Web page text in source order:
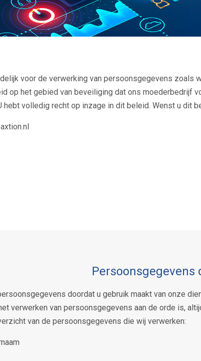
voor de verwerking van persoonsgegevens zoals
op het gebied van beveiliging dat ons moederbedrijf
hebt volledig recht op inzage in dit beleid. Wenst u dit
Persoonsgegevens
doordat u gebruik maakt van onze
verwerken van persoonsgegevens aan de orde is,
van de persoonsgegevens die wij verwerken: